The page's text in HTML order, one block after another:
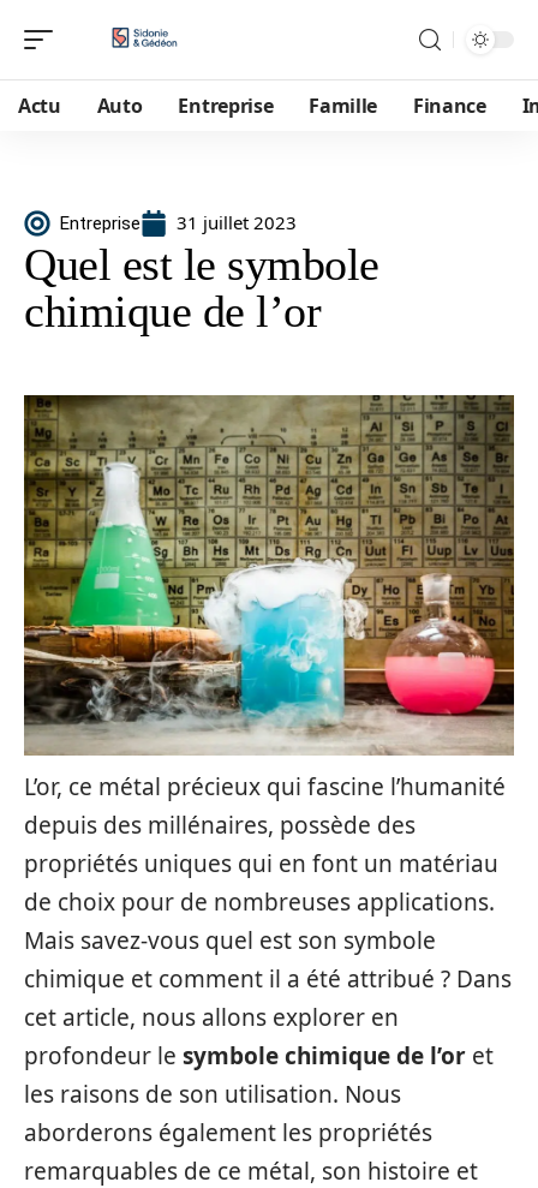
Actu Auto Entreprise Famille Finance
Entreprise 31 juillet 2023
Quel est le symbole
chimique de l’or
L’or, ce métal précieux qui fascine l’humanité
depuis des millénaires, possède des
propriétés uniques qui en font un matériau
de choix pour de nombreuses applications.
Mais savez-vous quel est son symbole
chimique et comment il a été attribué ? Dans
cet article, nous allons explorer en
profondeur le symbole chimique de l’or et
les raisons de son utilisation. Nous
aborderons également les propriétés
remarquables de ce métal, son histoire et